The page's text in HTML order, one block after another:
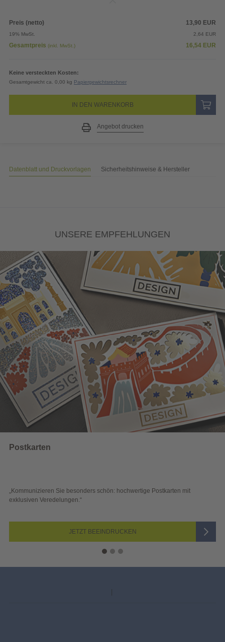
Preis (netto) 13,90 EUR
19% MwSt. 2,64 EUR
Gesamtpreis (inkl. MwSt.) 16,54 EUR
Keine versteckten Kosten:
Gesamtgewicht ca. 0,00 kg Papiergewichtsrechner
IN DEN WARENKORB
Angebot drucken
Datenblatt und Druckvorlagen Sicherheitshinweise & Hersteller
UNSERE EMPFEHLUNGEN
mit
„Sichtbar und wirkungsvoll – mit plakativer
Blick überzeugen.“